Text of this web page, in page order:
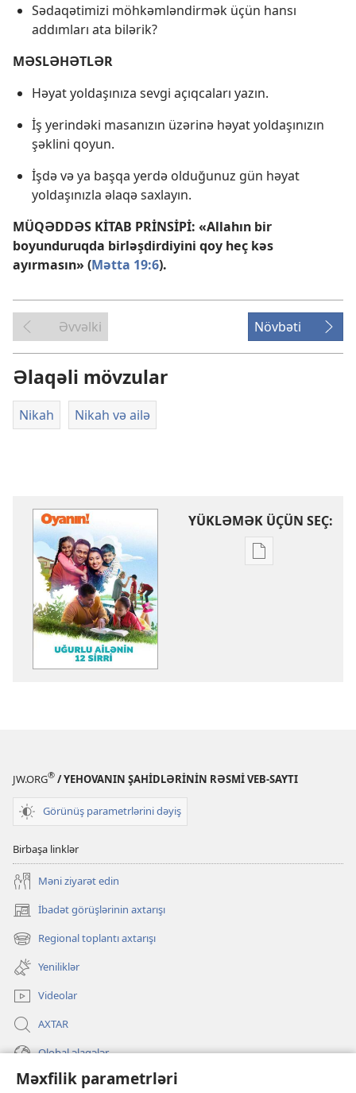
Məxfilik parametrləri
Sədaqətimizi möhkəmləndirmək üçün hansı
addımları ata bilərik?
MƏSLƏHƏTLƏR
Həyat yoldaşınıza sevgi açıqcaları yazın.
İş yerindəki masanızın üzərinə həyat yoldaşınızın
şəklini qoyun.
İşdə və ya başqa yerdə olduğunuz gün həyat
yoldaşınızla əlaqə saxlayın.
MÜQƏDDƏS KİTAB PRİNSİPİ: «Allahın bir
boyunduruqda birləşdirdiyini qoy heç kəs
ayırmasın» (Mətta 19:6).
Əvvəlki Növbəti
Əlaqəli mövzular
Nikah Nikah və ailə
YÜKLƏMƏK ÜÇÜN SEÇ:
Nəşrləri
JW.ORG® / YEHOVANIN ŞAHİDLƏRİNİN RƏSMİ VEB-SAYTI
Görünüş parametrlərini dəyiş
Birbaşa linklər
Məni ziyarət edin
İbadət görüşlərinin axtarışı
(yeni
pəncərə
açılır)
Regional toplantı axtarışı
(yeni
pəncərə
açılır)
Yeniliklər
Videolar
AXTAR
Qlobal əlaqələr
KÖMƏK